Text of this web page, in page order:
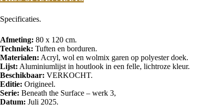
Specificaties.
Afmeting: 80 x 120 cm.
Techniek: Tuften en borduren.
Materialen: Acryl, wol en wolmix garen op polyester doek.
Lijst: Aluminiumlijst in houtlook in een felle, lichtroze kleur.
Beschikbaar: VERKOCHT.
Editie: Origineel.
Serie: Beneath the Surface – werk 3,
Datum: Juli 2025.